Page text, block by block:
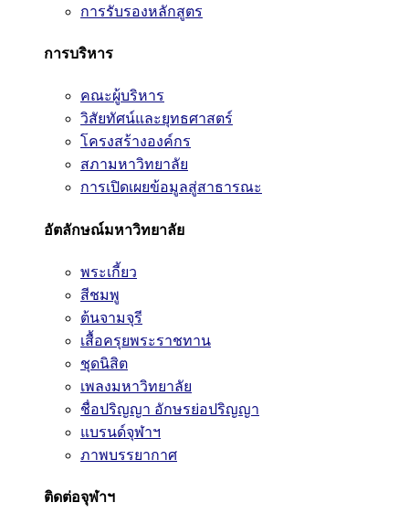
การรับรองหลักสูตร
การบริหาร
คณะผู้บริหาร
วิสัยทัศน์และยุทธศาสตร์
โครงสร้างองค์กร
สภามหาวิทยาลัย
การเปิดเผยข้อมูลสู่สาธารณะ
อัตลักษณ์มหาวิทยาลัย
พระเกี้ยว
สีชมพู
ต้นจามจุรี
เสื้อครุยพระราชทาน
ชุดนิสิต
เพลงมหาวิทยาลัย
ชื่อปริญญา อักษรย่อปริญญา
แบรนด์จุฬาฯ
ภาพบรรยากาศ
ติดต่อจุฬาฯ